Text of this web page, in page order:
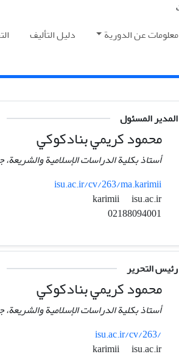
معلومات عن الدورية دلیل التألیف
المدير المسئول
محمود کریمي بنادکوکي
أستاذ بکلیة الدراسات الإسلامية والشریعة،
isu.ac.ir/cv/263/ma.karimii
karimii
isu.ac.ir
رئيس التحرير
محمود کریمي بنادکوکي
أستاذ بکلیة الدراسات الإسلامية والشریعة،
isu.ac.ir/cv/263/
karimii
isu.ac.ir